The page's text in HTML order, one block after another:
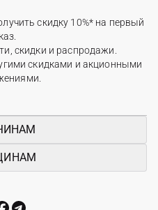
скидку 10%* на первый
скидки и распродажи.
скидками и акционными